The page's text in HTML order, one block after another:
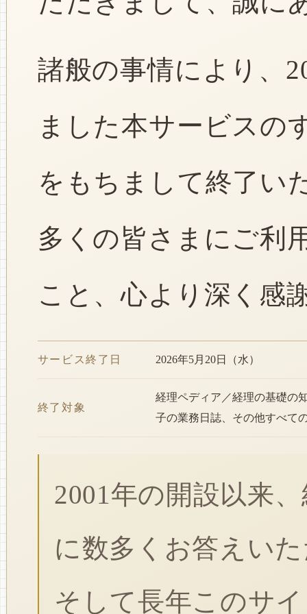
諸般の事情により、
ました本サービスの
をもちまして終了い
多くの皆さまにご利
こと、心より深く感
サービス終了日 2026年5月20日（水）
終了対象
経理ペディア／経理の基礎の
子の業務日誌、その他すべて
2001年の開設以来
に数多くお答えい
そして長年このサ